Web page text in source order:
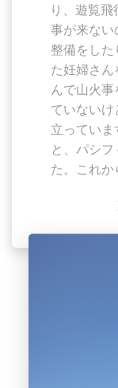
り、遊覧
事が来ない
整備をした
た妊婦さ
んで山火
ていない
立ってい
と、パシフ
た。これか